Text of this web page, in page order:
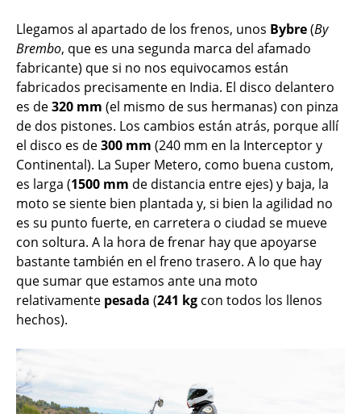
Llegamos al apartado de los frenos, unos Bybre(By
Brembo, que es una segunda marca del afamado
fabricante) que si no nos equivocamos están
fabricados precisamente en India. El disco delantero
es de320 mm (el mismo de sus hermanas) con pinza
de dos pistones. Los cambios están atrás, porque allí
el disco es de300 mm (240 mm en la Interceptor y
Continental). La Super Metero, como buena custom,
es larga (1500 mm de distancia entre ejes) y baja, la
moto se siente bien plantada y, si bien la agilidad no
es su punto fuerte, en carretera o ciudad se mueve
con soltura. A la hora de frenar hay que apoyarse
bastante también en el freno trasero. A lo que hay
que sumar que estamos ante una moto
relativamente pesada (241 kg con todos los llenos
hechos).